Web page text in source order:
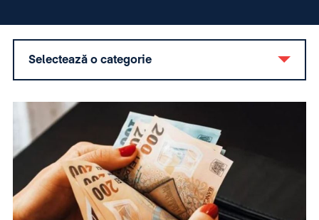
Selectează o categorie